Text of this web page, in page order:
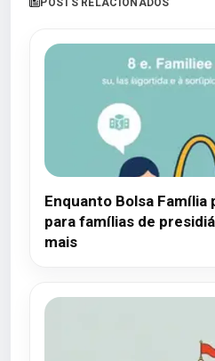
Enquanto Bolsa Família
para famílias de
mais